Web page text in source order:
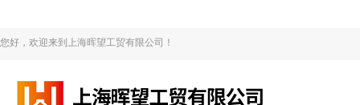
您好，欢迎来到上海晖望工贸有限公司！